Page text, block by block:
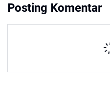
Posting Komentar